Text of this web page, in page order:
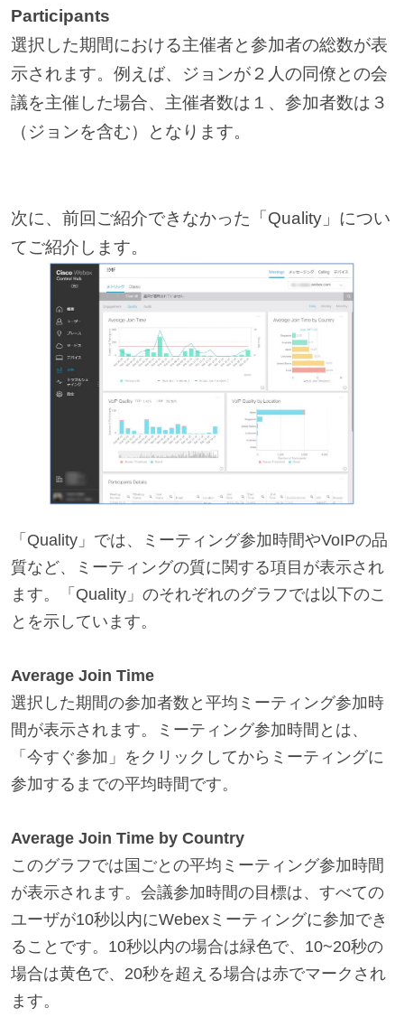
Participants
選択した期間における主催者と参加者の総数が表
示されます。例えば、ジョンが２人の同僚との会
議を主催した場合、主催者数は１、参加者数は３
（ジョンを含む）となります。
次に、前回ご紹介できなかった「Quality」につい
てご紹介します。
「Quality」では、ミーティング参加時間やVoIPの品
質など、ミーティングの質に関する項目が表示され
ます。「Quality」のそれぞれのグラフでは以下のこ
とを示しています。
Average Join Time
選択した期間の参加者数と平均ミーティング参加時
間が表示されます。ミーティング参加時間とは、
「今すぐ参加」をクリックしてからミーティングに
参加するまでの平均時間です。
Average Join Time by Country
このグラフでは国ごとの平均ミーティング参加時間
が表示されます。会議参加時間の目標は、すべての
ユーザが10秒以内にWebexミーティングに参加でき
ることです。10秒以内の場合は緑色で、10~20秒の
場合は黄色で、20秒を超える場合は赤でマークされ
ます。